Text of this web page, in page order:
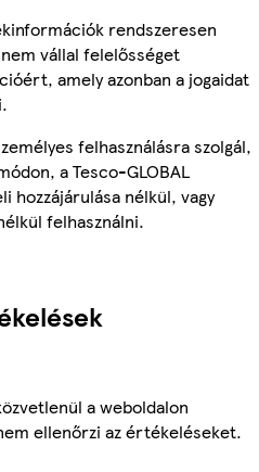
rendszeresen
vállal felelősséget
amely azonban a jogaidat
felhasználásra szolgál,
a Tesco-GLOBAL
hozzájárulása nélkül, vagy
felhasználni.
a weboldalon
ellenőrzi az értékeléseket.